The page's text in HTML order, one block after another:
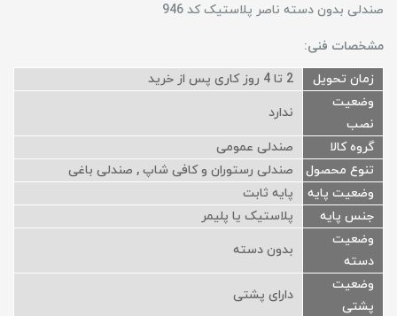
صندلی بدون دسته ناصر پلاستیک کد 946
مشخصات فنی:
زمان تحویل
2 تا 4 روز کاری پس از خرید
وضعیت
نصب
ندارد
گروه کالا
صندلی عمومی
تنوع محصول
صندلی رستوران و کافی شاپ , صندلی باغی
وضعیت پایه
پایه ثابت
جنس پایه
پلاستیک یا پلیمر
وضعیت
دسته
بدون دسته
وضعیت
پشتی
دارای پشتی